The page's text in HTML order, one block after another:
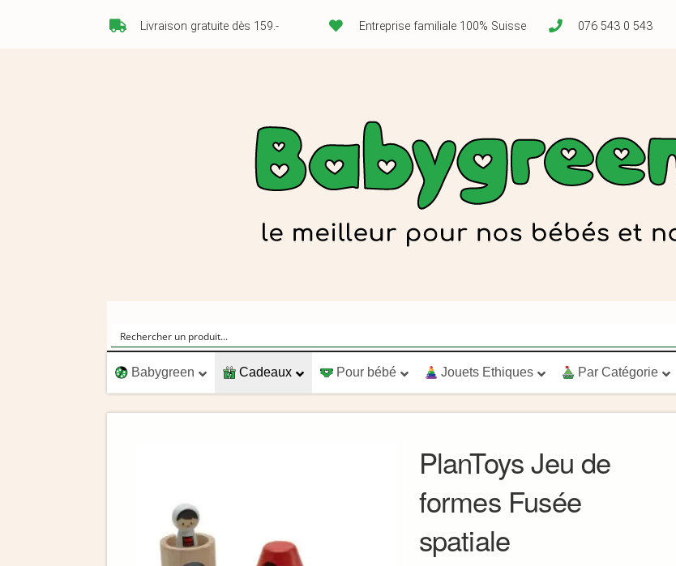
Livraison gratuite dès 159.- Entreprise familiale 100% Suisse 076 543 0 543
Babygreen Cadeaux Pour bébé Jouets Ethiques Par Catégorie
PlanToys Jeu de
formes Fusée
spatiale